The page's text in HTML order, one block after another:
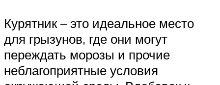
Курятник – это идеальное место
для грызунов, где они могут
переждать морозы и прочие
неблагоприятные условия